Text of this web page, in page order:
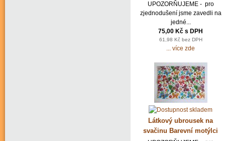
UPOZORŇUJEME - pro
zjednodušení jsme zavedli na
jedné...
75,00 Kč s DPH
61,98 Kč bez DPH
... více zde
Látkový ubrousek na
svačinu Barevní motýlci